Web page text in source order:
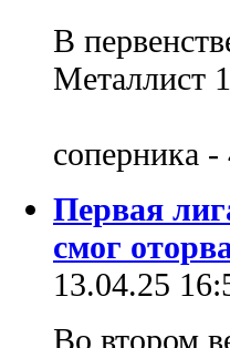
В
Металлист
соперника -
Первая
смог
13.04.25
Во втором